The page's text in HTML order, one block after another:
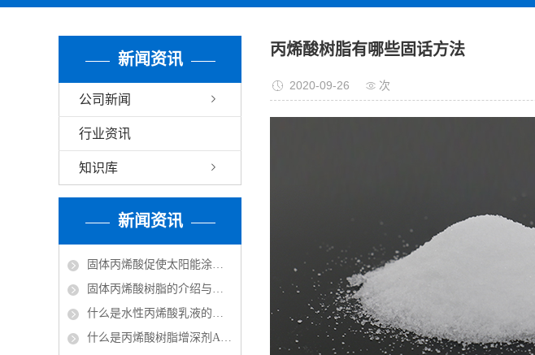
新闻资讯
公司新闻
行业资讯
知识库
新闻资讯
固体丙烯酸促使太阳能涂料走红市场
固体丙烯酸树脂的介绍与分类
什么是水性丙烯酸乳液的改性？
什么是丙烯酸树脂增深剂ASA？
丙烯酸树脂有哪些固话方法
2020-09-26 次